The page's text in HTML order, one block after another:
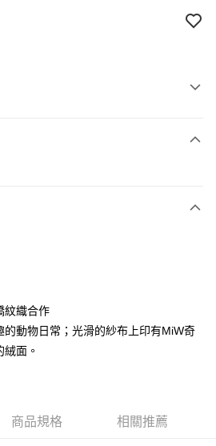
」，訂單成立後會自動跳轉到大哥付的交易
紋織合作
的動物日常；光滑的紗布上印有MiW奇
面。
商品規格 相關推薦